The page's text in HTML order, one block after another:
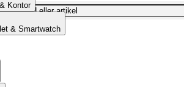
Kontor
& Smartwatch